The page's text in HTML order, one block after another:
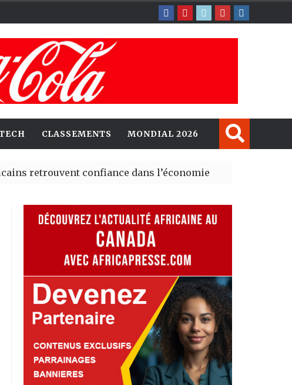
CLASSEMENTS MONDIAL 2026
confiance dans l’économie, mais trois grands